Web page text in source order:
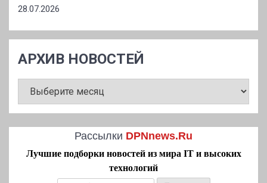
28.07.2026
АРХИВ НОВОСТЕЙ
НОВОСТЕЙ
Рассылки DPNnews.Ru
Лучшие подборки новостей из мира IT и высоких
технологий